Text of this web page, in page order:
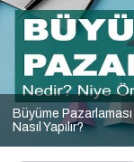
Büyüme
Nasıl Yapılır?